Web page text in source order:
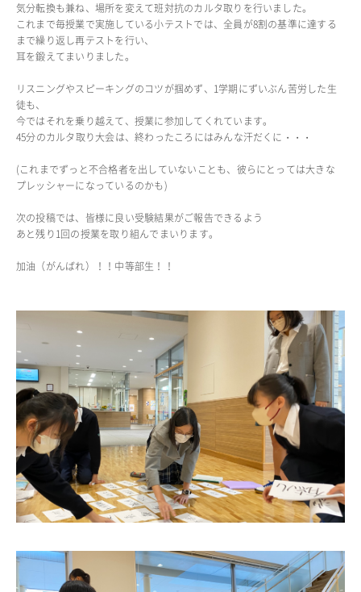
制服紹介
進学・進路
学友会
ADMISSION
入試・入学案内
入試要項
志願者速報
合格者発表
学校説明会
入学金・学費等一覧
編入学・転入学試験
よくあるご質問
INFORMATION
総合案内
ニュース・トピック
お問い合わせ
キャンパスマップ
アクセスマップ
ご支援をお考えの方へ
いじめ防止対策
気分転換も兼ね、場所を変えて班対抗のカルタ取りを行いました。
これまで毎授業で実施している小テストでは、全員が8割の基準に達する
まで繰り返し再テストを行い、
耳を鍛えてまいりました。
リスニングやスピーキングのコツが掴めず、1学期にずいぶん苦労した生
徒も、
今ではそれを乗り越えて、授業に参加してくれています。
45分のカルタ取り大会は、終わったころにはみんな汗だくに・・・
(これまでずっと不合格者を出していないことも、彼らにとっては大きな
プレッシャーになっているのかも)
次の投稿では、皆様に良い受験結果がご報告できるよう
あと残り1回の授業を取り組んでまいります。
加油（がんばれ）！！中等部生！！